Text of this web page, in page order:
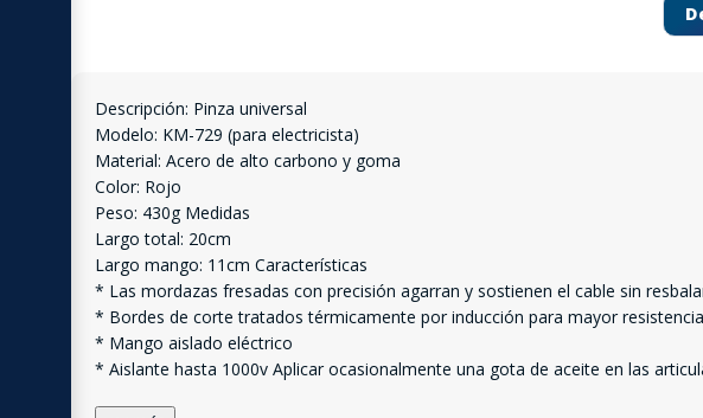
Descripción: Pinza universal
Modelo: KM-729 (para electricista)
Material: Acero de alto carbono y goma
Color: Rojo
Peso: 430g Medidas
Largo total: 20cm
Largo mango: 11cm Características
* Las mordazas fresadas con precisión agarran y sostienen el cable sin
* Bordes de corte tratados térmicamente por inducción para mayor
* Mango aislado eléctrico
* Aislante hasta 1000v Aplicar ocasionalmente una gota de aceite en las